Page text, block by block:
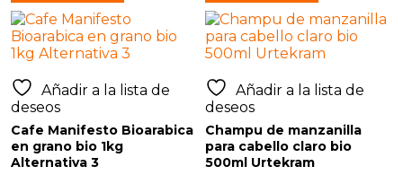
Añadir a la lista de
deseos
Cafe Manifesto Bioarabica
en grano bio 1kg
Alternativa 3
Añadir a la lista de
deseos
Champu de manzanilla
para cabello claro bio
500ml Urtekram